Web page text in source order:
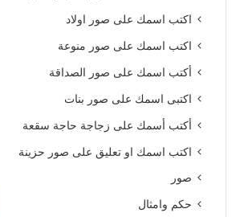
اكتب اسمك على صور اولاد
اكتب اسمك على صور منوعة
أكتب اسمك على صور الصداقة
اكتبى اسمك على صور بنات
أكتب أسمك على زجاجة حاجة سقعة
اكتب اسمك او تعليق على صور حزينة
صور
حكم وامثال